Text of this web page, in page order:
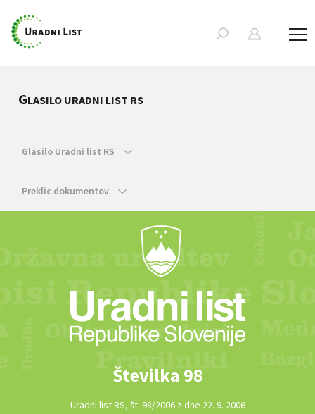
GLASILO URADNI LIST RS
Glasilo Uradni list RS
Preklic dokumentov
Številka 98
Uradni list RS, št. 98/2006 z dne 22. 9. 2006